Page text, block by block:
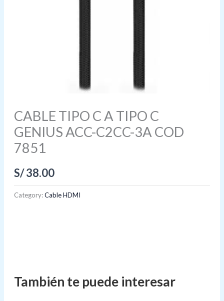
CABLE TIPO C A TIPO C
GENIUS ACC-C2CC-3A COD
7851
S/38.00
Category:Cable HDMI